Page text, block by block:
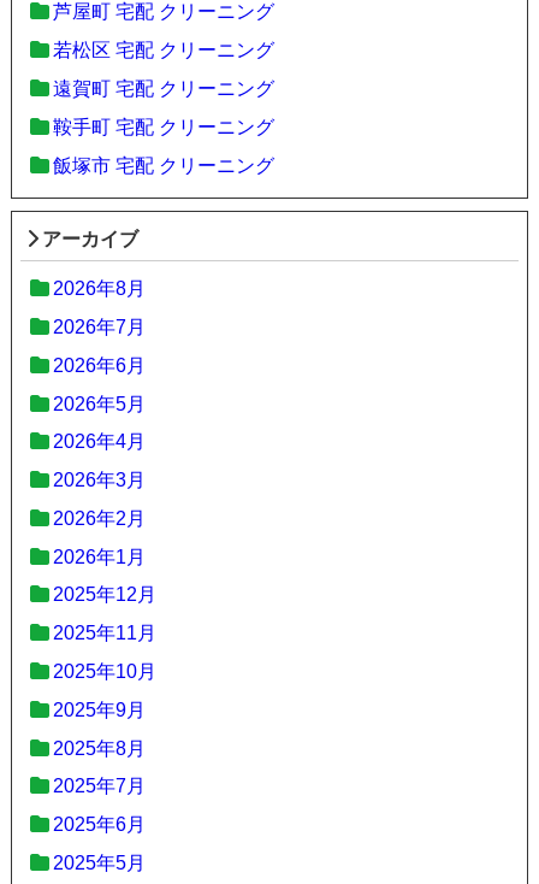
芦屋町 宅配 クリーニング
若松区 宅配 クリーニング
遠賀町 宅配 クリーニング
鞍手町 宅配 クリーニング
飯塚市 宅配 クリーニング
アーカイブ
2026年8月
2026年7月
2026年6月
2026年5月
2026年4月
2026年3月
2026年2月
2026年1月
2025年12月
2025年11月
2025年10月
2025年9月
2025年8月
2025年7月
2025年6月
2025年5月